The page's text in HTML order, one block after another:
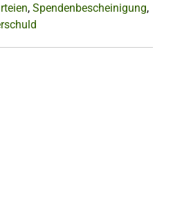
, Spendenbescheinigung,